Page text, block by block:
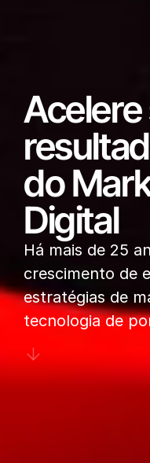
do
Digital
Há mais de 25
crescimento de
estratégias de
tecnologia de